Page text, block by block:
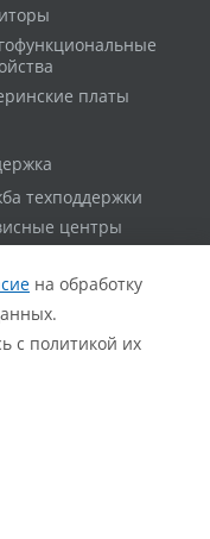
платы
техподдержки
центры
гарантия
ремонта
на обработку
с политикой их